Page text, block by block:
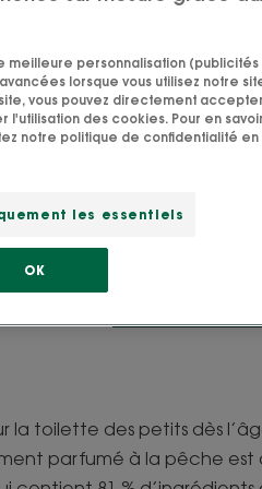
Parfum fruité de
BIO.
Flacon pompe
la toilette des petits dès
parfumé à la pêche est
meilleure personnalisation (publicités
lorsque vous utilisez notre
vous pouvez directement
l'utilisation des cookies. Pour en
notre politique de confidentialité en
les essentiels
OK